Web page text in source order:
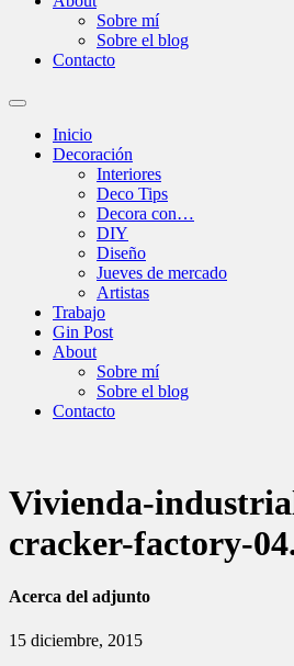
Sobre mí
Sobre el blog
Contacto
Alternar
campoInicio
Decoración
Interiores
Deco Tips
Decora con…
DIY
Diseño
Jueves de mercado
Artistas
Trabajo
Gin Post
About
Sobre mí
Sobre el blog
Contacto
Vivienda-
cracker-factory-
Acerca del adjunto
15 diciembre, 2015